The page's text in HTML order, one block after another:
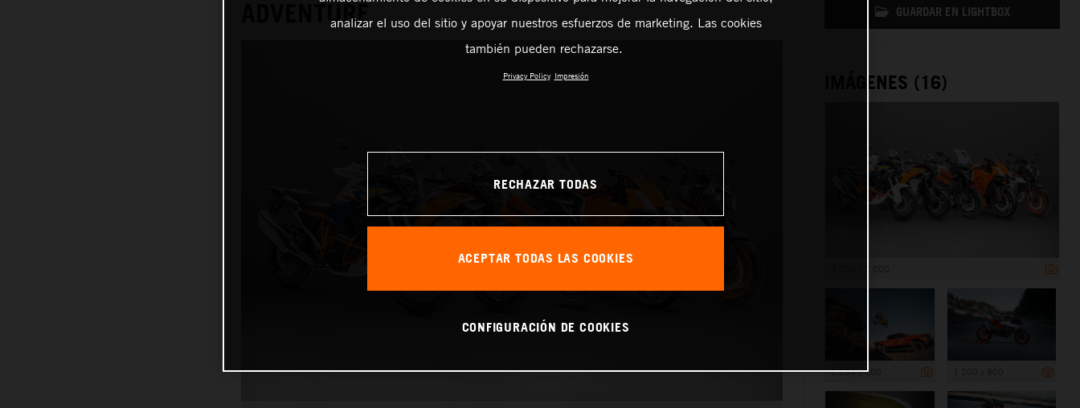
ADVENTURE
GUARDAR EN LIGHTBOX
IMÁGENES (16)
1 200 x 800
analizar el uso del sitio y apoyar nuestros esfuerzos de marketing. Las cookies
también pueden rechazarse.
Privacy Policy Impresión
RECHAZAR TODAS
ACEPTAR TODAS LAS COOKIES
CONFIGURACIÓN DE COOKIES